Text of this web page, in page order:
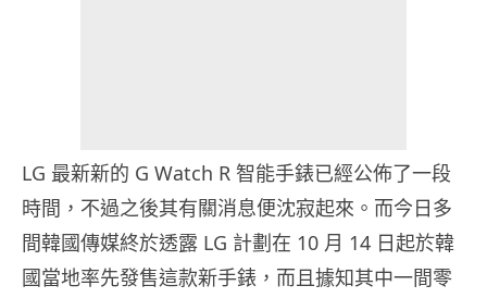
LG 最新新的 G Watch R 智能手錶已經公佈了一段
時間，不過之後其有關消息便沈寂起來。而今日多
間韓國傳媒終於透露 LG 計劃在 10 月 14 日起於韓
國當地率先發售這款新手錶，而且據知其中一間零